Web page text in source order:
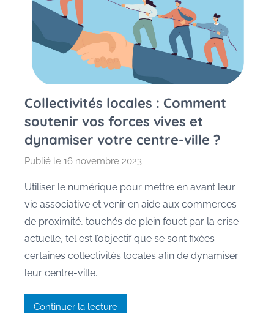
Collectivités locales : Comment
soutenir vos forces vives et
dynamiser votre centre-ville ?
Publié le 16 novembre 2023
P
e
g
g
Utiliser le numérique pour mettre en avant leur
vie associative et venir en aide aux commerces
de proximité, touchés de plein fouet par la crise
actuelle, tel est l’objectif que se sont fixées
certaines collectivités locales afin de dynamiser
leur centre-ville.
Continuer la lecture